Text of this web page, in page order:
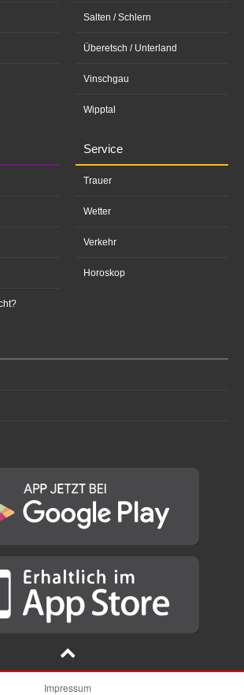
Salten / Schlern
Überetsch / Unterland
Vinschgau
Wipptal
Service
Trauer
Wetter
Verkehr
Horoskop
Impressum